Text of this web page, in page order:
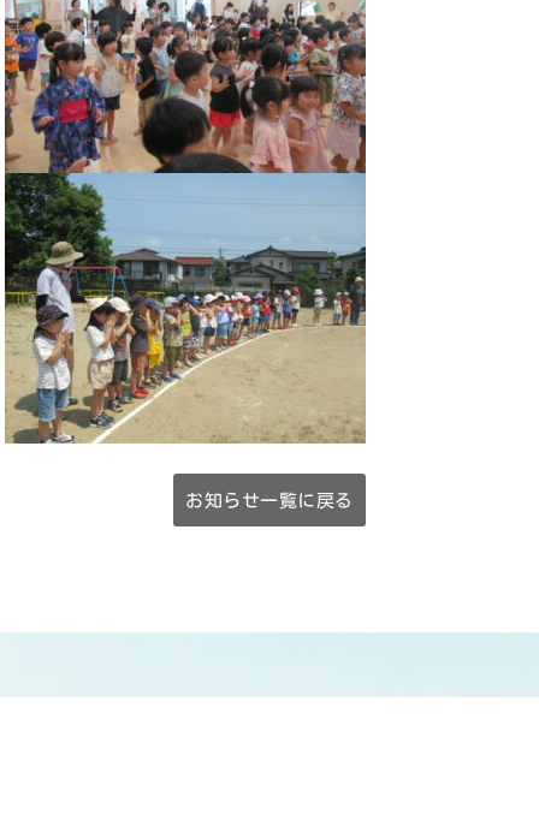
お知らせ一覧に戻る